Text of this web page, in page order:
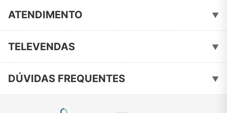
Quem Somos
Política de Privacidade
ATENDIMENTO ▼
Fale Conosco
TELEVENDAS ▼
📞 51-3461-3051
krysthal.aviamentos@gmail.com
DÚVIDAS FREQUENTES ▼
Como Comprar